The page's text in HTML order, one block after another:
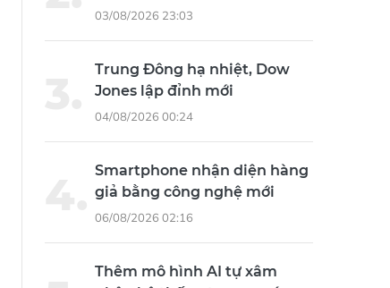
03/08/2026 23:03
Trung Đông hạ nhiệt, Dow
Jones lập đỉnh mới
04/08/2026 00:24
Smartphone nhận diện hàng
giả bằng công nghệ mới
06/08/2026 02:16
Thêm mô hình AI tự xâm